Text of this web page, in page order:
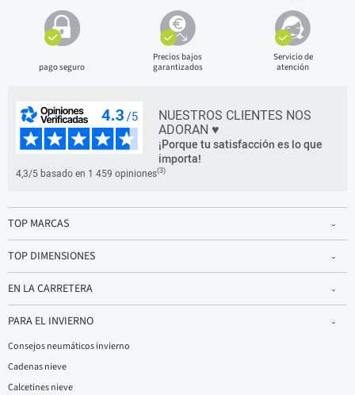
pago seguro
Precios bajos
garantizados
Servicio de
atención
NUESTROS CLIENTES NOS
ADORAN ♥
¡Porque tu satisfacción es lo que
importa!
4,3/5 basado en 1 459 opiniones(3)
TOP MARCAS
TOP DIMENSIONES
EN LA CARRETERA
PARA EL INVIERNO
Consejos neumáticos invierno
Cadenas nieve
Calcetines nieve